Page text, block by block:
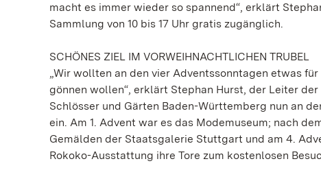
macht es immer wieder so spannend“, erklärt
Sammlung von 10 bis 17 Uhr gratis zugänglich.
SCHÖNES ZIEL IM VORWEIHNACHTLICHEN TRUBEL
„Wir wollten an den vier Adventssonntagen etwas
gönnen wollen“, erklärt Stephan Hurst, der Leiter
Schlösser und Gärten Baden-Württemberg nun an
ein. Am 1. Advent war es das Modemuseum; nach
Gemälden der Staatsgalerie Stuttgart und am 4.
Rokoko-Ausstattung ihre Tore zum kostenlosen